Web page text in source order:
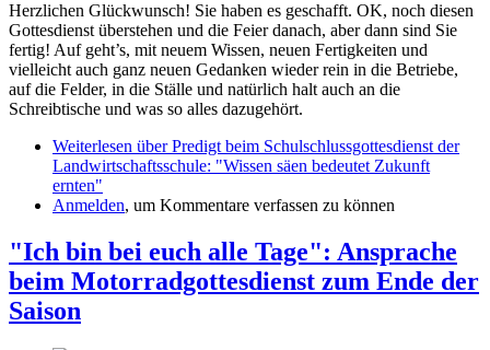
Herzlichen Glückwunsch! Sie haben es geschafft. OK, noch diesen
Gottesdienst überstehen und die Feier danach, aber dann sind Sie
fertig! Auf geht’s, mit neuem Wissen, neuen Fertigkeiten und
vielleicht auch ganz neuen Gedanken wieder rein in die Betriebe,
auf die Felder, in die Ställe und natürlich halt auch an die
Schreibtische und was so alles dazugehört.
Weiterlesen über Predigt beim Schulschlussgottesdienst der
Landwirtschaftsschule: "Wissen säen bedeutet Zukunft
ernten"
Anmelden, um Kommentare verfassen zu können
"Ich bin bei euch alle Tage": Ansprache
beim Motorradgottesdienst zum Ende der
Saison